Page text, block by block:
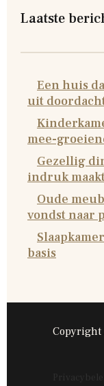
Laatste
Een huis
uit
mee-
Gezellig
indruk
Oude
vondst naar
basis
Copyright